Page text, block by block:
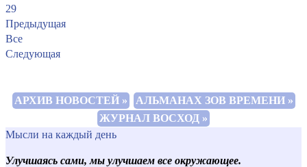
29
Предыдущая
Все
Следующая
АРХИВ НОВОСТЕЙ »
АЛЬМАНАХ ЗОВ ВРЕМЕНИ »
ЖУРНАЛ ВОСХОД »
Мысли на каждый день
Улучшаясь сами, мы улучшаем все окружающее.